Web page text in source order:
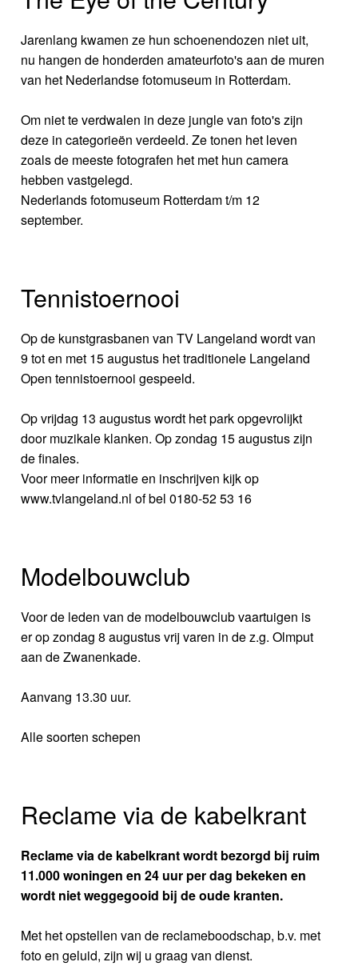
Jarenlang kwamen ze hun schoenendozen niet uit,
nu hangen de honderden amateurfoto's aan de muren
van het Nederlandse fotomuseum in Rotterdam.
Om niet te verdwalen in deze jungle van foto's zijn
deze in categorieën verdeeld. Ze tonen het leven
zoals de meeste fotografen het met hun camera
hebben vastgelegd.
Nederlands fotomuseum Rotterdam t/m 12
september.
Tennistoernooi
Op de kunstgrasbanen van TV Langeland wordt van
9 tot en met 15 augustus het traditionele Langeland
Open tennistoernooi gespeeld.
Op vrijdag 13 augustus wordt het park opgevrolijkt
door muzikale klanken. Op zondag 15 augustus zijn
de finales.
Voor meer informatie en inschrijven kijk op
www.tvlangeland.nl of bel 0180-52 53 16
Modelbouwclub
Voor de leden van de modelbouwclub vaartuigen is
er op zondag 8 augustus vrij varen in de z.g. Olmput
aan de Zwanenkade.
Aanvang 13.30 uur.
Alle soorten schepen
Reclame via de kabelkrant
Reclame via de kabelkrant wordt bezorgd bij ruim
11.000 woningen en 24 uur per dag bekeken en
wordt niet weggegooid bij de oude kranten.
Met het opstellen van de reclameboodschap, b.v. met
foto en geluid, zijn wij u graag van dienst.